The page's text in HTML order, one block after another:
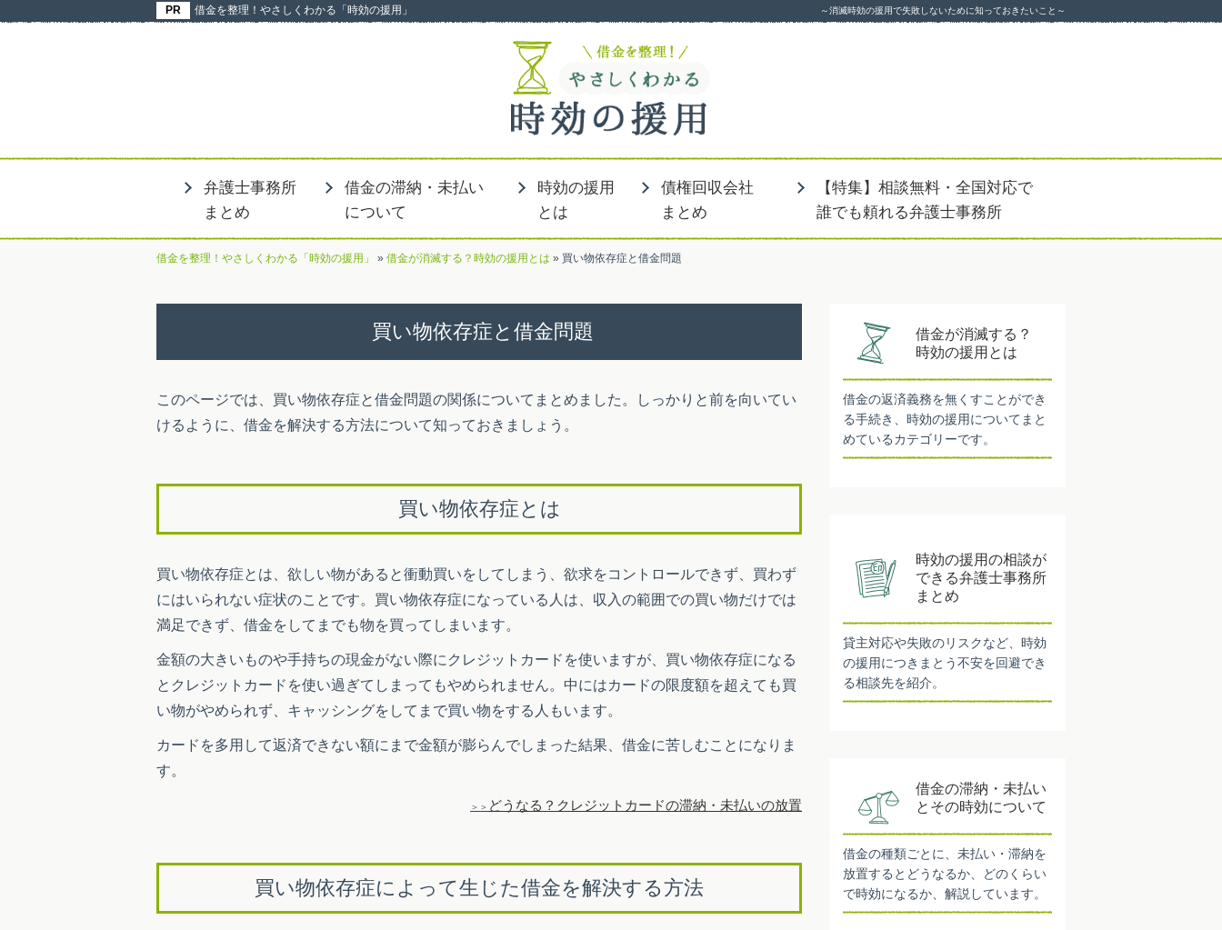
借金を整理！やさしくわかる「時効の援用」 ～消滅時効の援用で失敗しないために知っておきたいこと～
弁護士事務所
まとめ
借金の滞納・未払い
について
時効の援用
とは
債権回収会社
まとめ
【特集】相談無料・全国対応で
誰でも頼れる弁護士事務所
借金を整理！やさしくわかる「時効の援用」 » 借金が消滅する？時効の援用とは » 買い物依存症と借金問題
買い物依存症と借金問題
このページでは、買い物依存症と借金問題の関係についてまとめました。しっかりと前を向いてい
けるように、借金を解決する方法について知っておきましょう。
買い物依存症とは
買い物依存症とは、欲しい物があると衝動買いをしてしまう、欲求をコントロールできず、買わず
にはいられない症状のことです。買い物依存症になっている人は、収入の範囲での買い物だけでは
満足できず、借金をしてまでも物を買ってしまいます。
金額の大きいものや手持ちの現金がない際にクレジットカードを使いますが、買い物依存症になる
とクレジットカードを使い過ぎてしまってもやめられません。中にはカードの限度額を超えても買
い物がやめられず、キャッシングをしてまで買い物をする人もいます。
カードを多用して返済できない額にまで金額が膨らんでしまった結果、借金に苦しむことになりま
す。
どうなる？クレジットカードの滞納・未払いの放置
買い物依存症によって生じた借金を解決する方法
借金が消滅する？
時効の援用とは
借金の返済義務を無くすことができ
る手続き、時効の援用についてまと
めているカテゴリーです。
時効の援用の相談が
できる弁護士事務所
まとめ
貸主対応や失敗のリスクなど、時効
の援用につきまとう不安を回避でき
る相談先を紹介。
借金の滞納・未払い
とその時効について
借金の種類ごとに、未払い・滞納を
放置するとどうなるか、どのくらい
で時効になるか、解説しています。